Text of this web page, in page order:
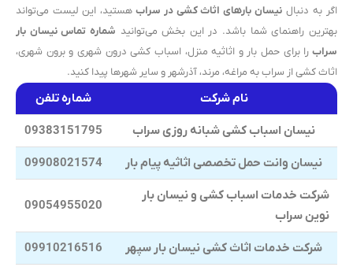
اگر به دنبال نیسان بارهای اثاث کشی در سرابهستید، این لیست می‌تواند
بهترین راهنمای شما باشد. در این بخش می‌توانید شماره تماس نیسان بار
سراب را برای حمل بار و اثاثیه منزل، اسباب کشی درون شهری و برون شهری،
اثاث کشی از سراب به مراغه، مرند، آذرشهر و سایر شهرها پیدا کنید.
نام شرکت شماره تلفن
نیسان اسباب کشی شبانه روزی سراب 09383151795
نیسان وانت حمل تخصصی اثاثیه پیام بار 09908021574
شرکت خدمات اسباب کشی و نیسان بار
نوین سراب
09054955020
شرکت خدمات اثاث کشی نیسان بار سپهر 09910216516